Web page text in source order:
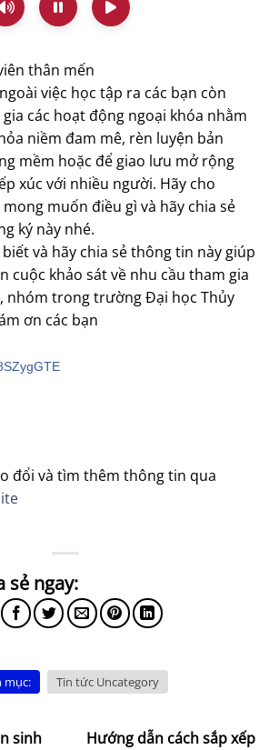
thân mến
việc học tập ra các bạn còn
các hoạt động ngoại khóa nhằm
niềm đam mê, rèn luyện bản
mềm hoặc để giao lưu mở rộng
xúc với nhiều người. Hãy cho
muốn điều gì và hãy chia sẻ
ký này nhé.
và hãy chia sẻ thông tin này giúp
cuộc khảo sát về nhu cầu tham gia
nhóm trong trường Đại học Thủy
ơn các bạn
đổi và tìm thêm thông tin qua
mục: Tin tức Uncategory
sinh
Hướng dẫn cách sắp xếp